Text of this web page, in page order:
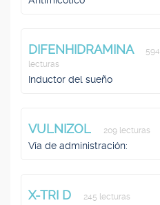
DIFENHIDRAMINA
594
lecturas
Inductor del sueño
VULNIZOL 209 lecturas
Vía de administración:
X-TRI D 245 lecturas